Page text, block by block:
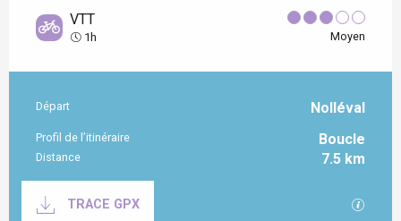
VTT
1h Moyen
Informations pratiques
Départ Nolléval
Profil de l’itinéraire Boucle
Distance 7.5 km
TRACE GPX